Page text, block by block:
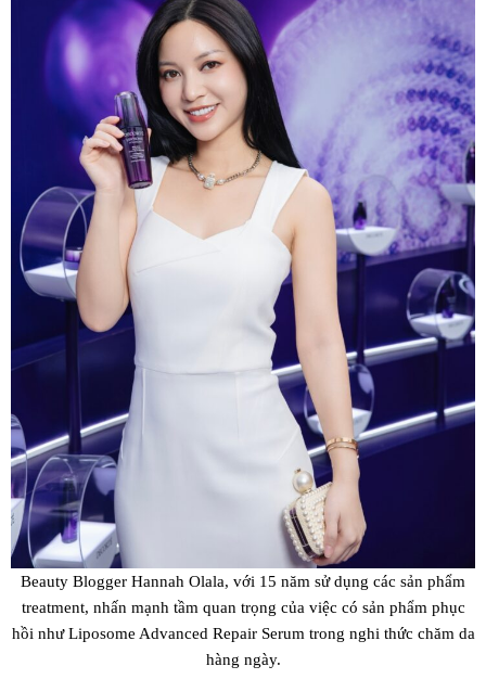
Beauty Blogger Hannah Olala, với 15 năm sử dụng các sản phẩm
treatment, nhấn mạnh tầm quan trọng của việc có sản phẩm phục
hồi như Liposome Advanced Repair Serum trong nghi thức chăm da
hàng ngày.